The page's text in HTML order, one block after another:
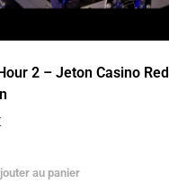
2 – Jeton Casino Red
au panier